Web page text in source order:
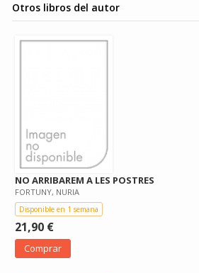
Otros libros del autor
NO ARRIBAREM A LES POSTRES
FORTUNY, NURIA
Disponible en 1 semana
21,90 €
Comprar